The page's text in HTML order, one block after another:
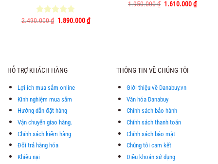
Được xếp
2.490.000₫ Giá
1.890.000₫Giá
hiện
1.950.000₫ Giá
1.610.000₫Giá
hiện
HỖ TRỢ KHÁCH HÀNG
Lợi ích mua sắm online
Kinh nghiệm mua sắm
Hướng dẫn đặt hàng
Vận chuyển giao hàng.
Chính sách kiểm hàng
Đổi trả hàng hóa
Khiếu nại
THÔNG TIN VỀ CHÚNG TÔI
Giới thiệu về Danabuy.vn
Văn hóa Danabuy
Chính sách bảo hành
Chính sách thanh toán
Chính sách bảo mật
Chúng tôi cam kết
Điều khoản sử dụng